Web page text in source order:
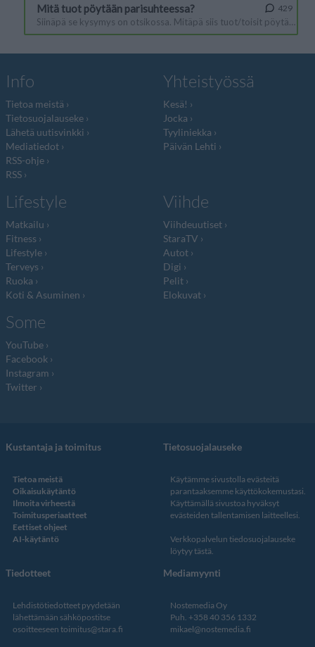
Info
Tietoa meistä
Tietosuojalauseke
Lähetä uutisvinkki
Mediatiedot
RSS-ohje
RSS
Yhteistyössä
Kesä!
Jocka
Tyyliniekka
Päivän Lehti
Lifestyle
Matkailu
Fitness
Lifestyle
Terveys
Ruoka
Koti & Asuminen
Viihde
Viihdeuutiset
StaraTV
Autot
Digi
Pelit
Elokuvat
Some
YouTube
Facebook
Instagram
Twitter
Kustantaja ja toimitus
Tietoa meistä
Oikaisukäytäntö
Ilmoita virheestä
Toimitusperiaatteet
Eettiset ohjeet
AI-käytäntö
Tietosuojalauseke
Käytämme sivustolla evästeitä
parantaaksemme käyttökokemustasi.
Käyttämällä sivustoa hyväksyt
evästeiden tallentamisen laitteellesi.
Verkkopalvelun tiedosuojalauseke
löytyy tästä.
Tiedotteet
Lehdistötiedotteet pyydetään
lähettämään sähköpostitse
osoitteeseen toimitus@stara.fi
Mediamyynti
Nostemedia Oy
Puh. +358 40 356 1332
mikael@nostemedia.fi